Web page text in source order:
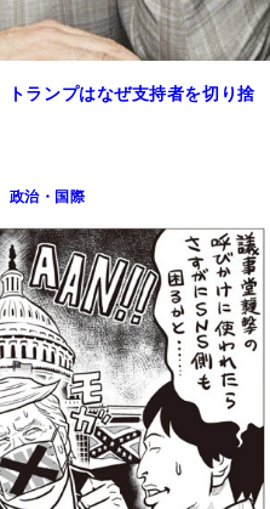
ランプはなぜ支持者を切り捨
政治・国際